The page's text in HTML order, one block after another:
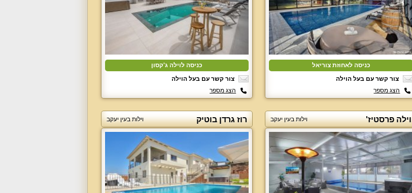
כניסה לאחוזת צוריאל
צור קשר עם בעל הוילה
הצג מספר
כניסה לוילה ג'קסון
צור קשר עם בעל הוילה
הצג מספר
וילה פרסטיז' וילות בעין יעקב רוז גרדן בוטיק וילות בעין יעקב